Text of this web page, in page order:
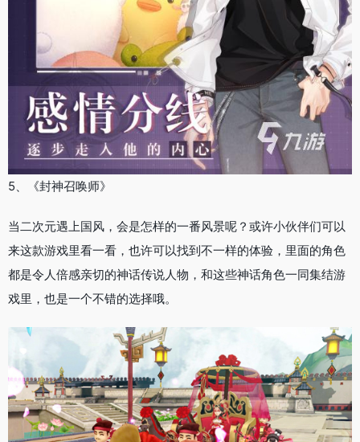
5、《封神召唤师》
当二次元遇上国风，会是怎样的一番风景呢？或许小伙伴们可以
来这款游戏里看一看，也许可以找到不一样的体验，里面的角色
都是令人倍感亲切的神话传说人物，和这些神话角色一同集结游
戏里，也是一个不错的选择哦。